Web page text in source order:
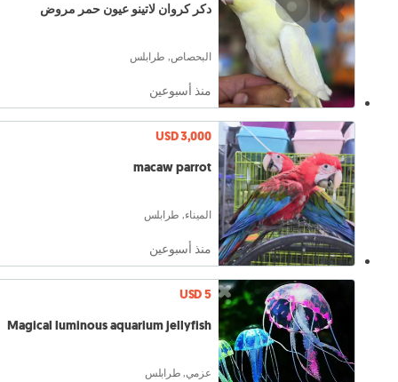
دكر كروان لاتينو عيون حمر مروض
البحصاص, طرابلس
منذ أسبوعين
USD 3,000
macaw parrot
الميناء, طرابلس
منذ أسبوعين
USD 5
Magical luminous aquarium jellyfish
عزمي, طرابلس